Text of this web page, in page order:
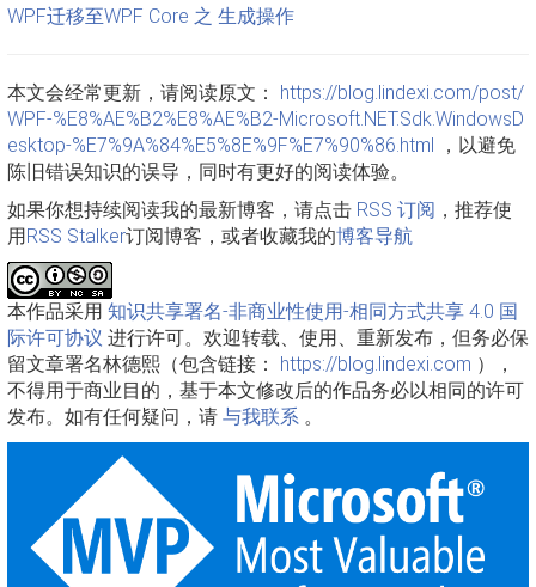
WPF迁移至WPF Core 之 生成操作
本文会经常更新，请阅读原文： https://blog.lindexi.com/post/
WPF-%E8%AE%B2%E8%AE%B2-Microsoft.NET.Sdk.WindowsD
esktop-%E7%9A%84%E5%8E%9F%E7%90%86.html ，以避免
陈旧错误知识的误导，同时有更好的阅读体验。
如果你想持续阅读我的最新博客，请点击 RSS 订阅 ，推荐使
用RSS Stalker订阅博客，或者收藏我的博客导航
本作品采用 知识共享署名-非商业性使用-相同方式共享 4.0 国
际许可协议 进行许可。欢迎转载、使用、重新发布，但务必保
留文章署名林德熙（包含链接： https://blog.lindexi.com ），
不得用于商业目的，基于本文修改后的作品务必以相同的许可
发布。如有任何疑问，请 与我联系 。